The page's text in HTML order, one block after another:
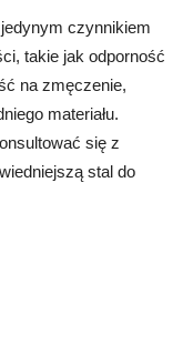
czynnikiem
takie jak odporność
na zmęczenie,
materiału.
się z
stal do